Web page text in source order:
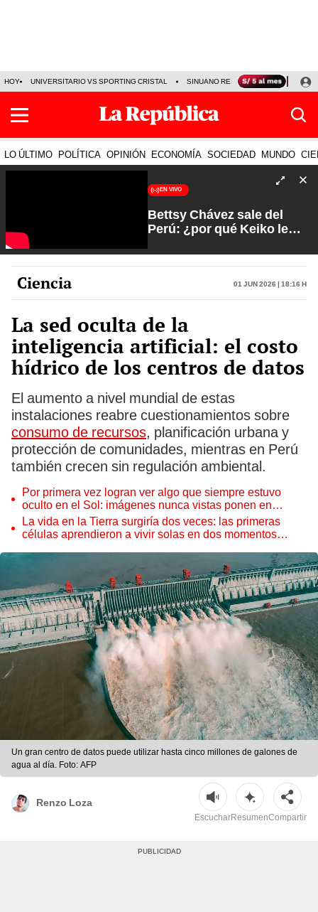
HOY UNIVERSITARIO VS SPORTING CRISTAL SINUANO RESULTADOS HOY
LO ÚLTIMO POLÍTICA OPINIÓN ECONOMÍA SOCIEDAD MUNDO
EN VIVO
Bettsy Chávez sale del
Perú: ¿por qué Keiko le
Fuerte y Claro con Manuela
Camacho
Ciencia 01 Jun 2026 | 18:16 h
La sed oculta de la
inteligencia artificial: el costo
hídrico de los centros de datos
El aumento a nivel mundial de estas
instalaciones reabre cuestionamientos sobre
consumo de recursos, planificación urbana y
protección de comunidades, mientras en Perú
también crecen sin regulación ambiental.
Por primera vez logran ver algo que siempre estuvo
oculto en el Sol: imágenes nunca vistas ponen en
aprietos a científicos
La vida en la Tierra surgiría dos veces: las primeras
células aprendieron a vivir solas en dos momentos
Un gran centro de datos puede utilizar hasta cinco millones de galones de
agua al día. Foto: AFP
Renzo Loza
EscucharResumenCompartir